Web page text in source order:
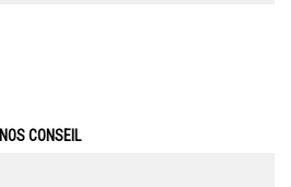
NOS CONSEIL